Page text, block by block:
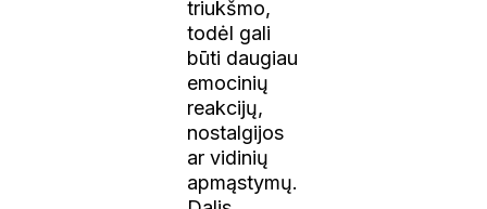
triukšmo,
todėl gali
būti daugiau
emocinių
reakcijų,
nostalgijos
ar vidinių
apmąstymų.